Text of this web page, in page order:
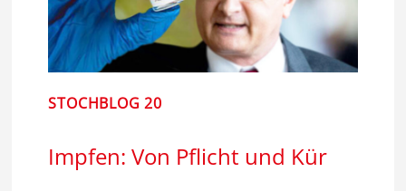
STOCHBLOG 20
Impfen: Von Pflicht und Kür